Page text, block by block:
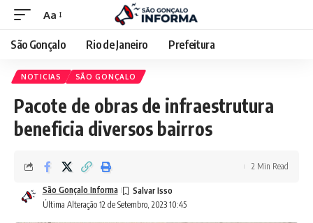
Aa
São Gonçalo Rio de Janeiro Prefeitura
NOTICIAS SÃO GONÇALO
Pacote de obras de infraestrutura
beneficia diversos bairros
Última Alteração 12 de Setembro, 2023 10:45
São Gonçalo Informa
2 Min Read